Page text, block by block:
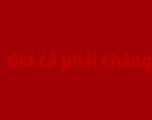
Giá cả phải chăng